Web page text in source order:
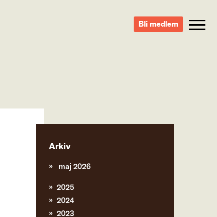
Bli medlem
Arkiv
maj 2026
2025
2024
2023